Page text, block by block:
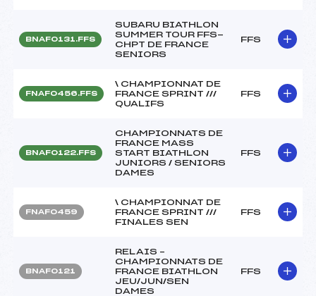
BNAF0131.FFS
SUBARU BIATHLON
SUMMER TOUR FFS-
CHPT DE FRANCE
SENIORS
FFS
FNAF0456.FFS
\ CHAMPIONNAT DE
FRANCE SPRINT ///
QUALIFS
FFS
BNAF0122.FFS
CHAMPIONNATS DE
FRANCE MASS
START BIATHLON
JUNIORS / SENIORS
DAMES
FFS
FNAF0459
\ CHAMPIONNAT DE
FRANCE SPRINT ///
FINALES SEN
FFS
BNAF0121
RELAIS –
CHAMPIONNATS DE
FRANCE BIATHLON
JEU/JUN/SEN
DAMES
FFS